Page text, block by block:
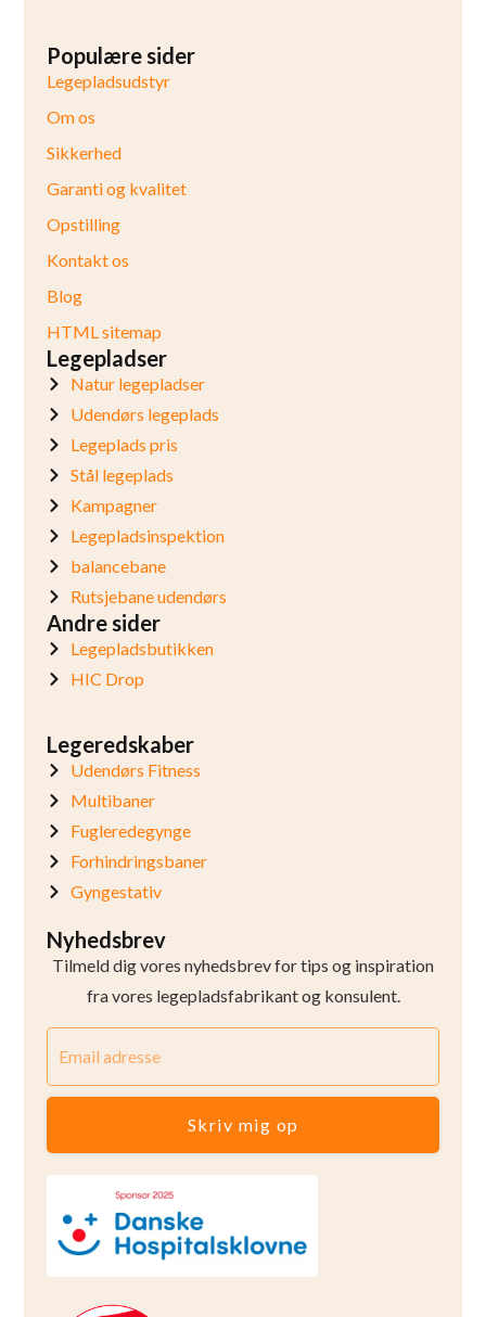
Populære sider
Legepladsudstyr
Om os
Sikkerhed
Garanti og kvalitet
Opstilling
Kontakt os
Blog
HTML sitemap
Legepladser
Natur legepladser
Udendørs legeplads
Legeplads pris
Stål legeplads
Kampagner
Legepladsinspektion
balancebane
Rutsjebane udendørs
Andre sider
Legepladsbutikken
HIC Drop
Legeredskaber
Udendørs Fitness
Multibaner
Fugleredegynge
Forhindringsbaner
Gyngestativ
Nyhedsbrev
Tilmeld dig vores nyhedsbrev for tips og inspiration
fra vores legepladsfabrikant og konsulent.
Skriv mig op